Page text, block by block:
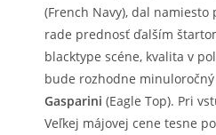
(French Navy), dal
rade prednosť ďalším
blacktype scéne, kvalita v
bude rozhodne
Gasparini (Eagle Top). Pri
Veľkej májovej cene tesne